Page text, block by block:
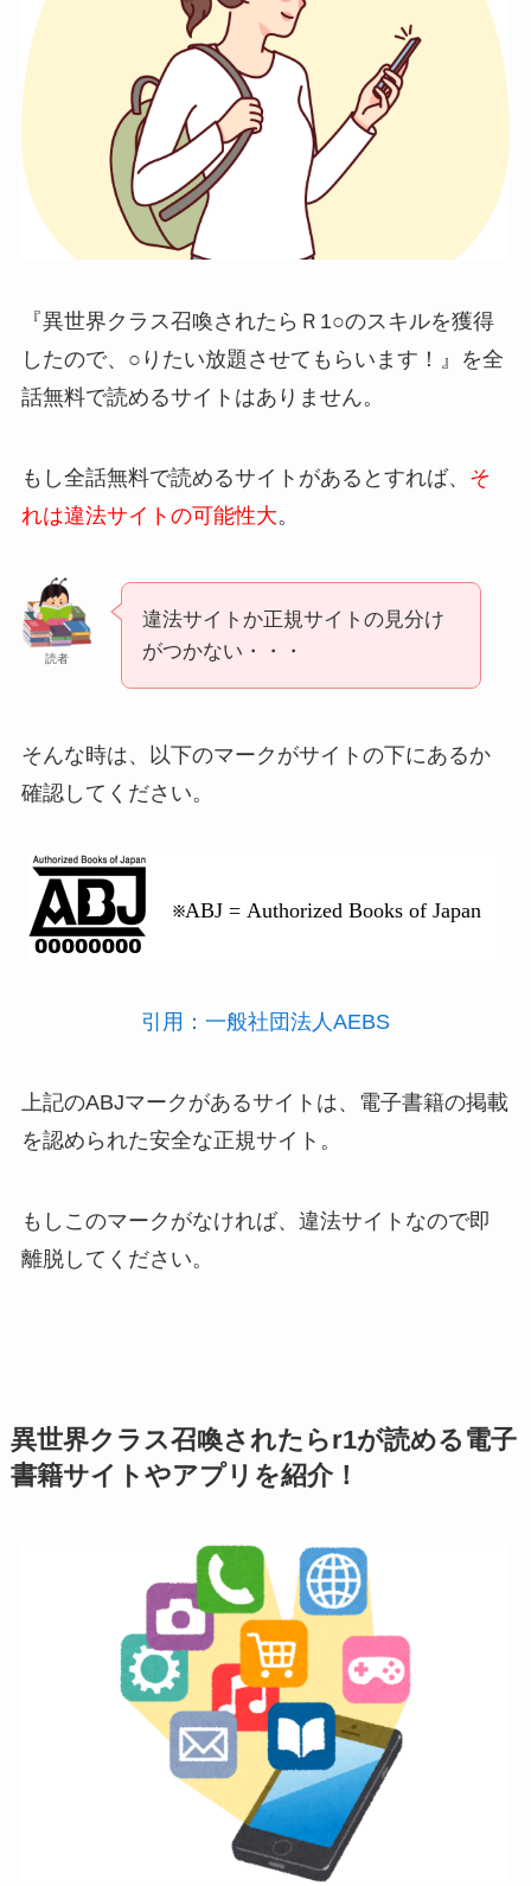
『異世界クラス召喚されたらＲ1○のスキルを獲得
したので、○りたい放題させてもらいます！』を全
話無料で読めるサイトはありません。
もし全話無料で読めるサイトがあるとすれば、 そ
れは違法サイトの可能性大。
読者
違法サイトか正規サイトの見分け
がつかない・・・
そんな時は、以下のマークがサイトの下にあるか
確認してください。
引用：一般社団法人AEBS
上記のABJマークがあるサイトは、 電子書籍の掲載
を認められた安全な正規サイト 。
もしこのマークがなければ、違法サイトなので即
離脱してください。
異世界クラス召喚されたらr1が読める電子
書籍サイトやアプリを紹介！